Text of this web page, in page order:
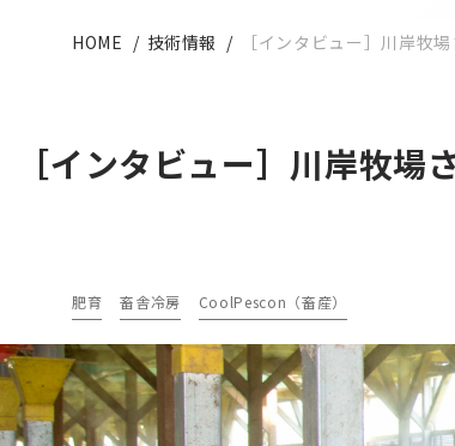
HOME 技術情報 ［インタビュー］川岸牧
［インタビュー］川岸牧
肥育 畜舎冷房 CoolPescon（畜産）